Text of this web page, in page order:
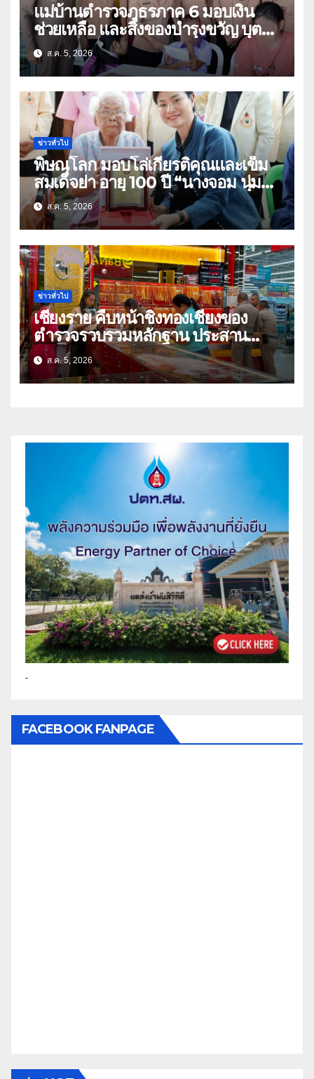
แม่บ้านตำรวจภูธรภาค 6 มอบเงิน
ช่วยเหลือ และสิ่งของบำรุงขวัญ บุตร-
ธิดา ข้าราชการตำรวจจังหวัด
อุทัยธานี
ส.ค. 5, 2026
ข่าวทั่วไป
พิษณุโลก มอบโล่เกียรติคุณและเข็ม
สมเด็จย่า อายุ 100 ปี “นางจอม นุ่ม
เนตร” ตำบลบ้านกร่าง อำเภอเมือง
ส.ค. 5, 2026
ข่าวทั่วไป
เชียงราย คืบหน้าชิงทองเชียงของ
ตำรวจรวบรวมหลักฐาน ประสาน
สปป.ลาว ติดตามจับกุม
ส.ค. 5, 2026
FACEBOOK FANPAGE